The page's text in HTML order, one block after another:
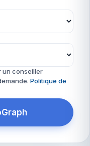
conseiller
Politique de